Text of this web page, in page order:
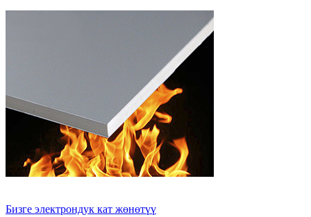
Бизге электрондук кат жөнөтүү